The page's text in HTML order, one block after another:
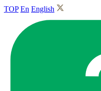
TOP En English